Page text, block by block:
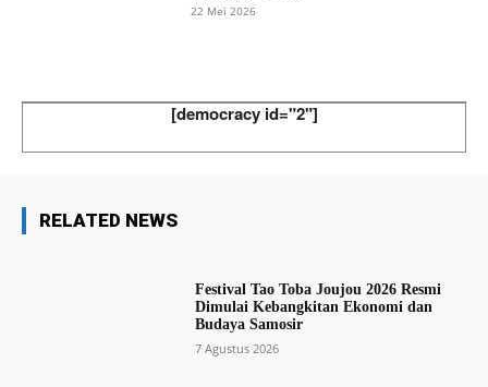
22 Mei 2026
[democracy id="2"]
RELATED NEWS
Festival Tao Toba Joujou 2026 Resmi
Dimulai Kebangkitan Ekonomi dan
Budaya Samosir
7 Agustus 2026